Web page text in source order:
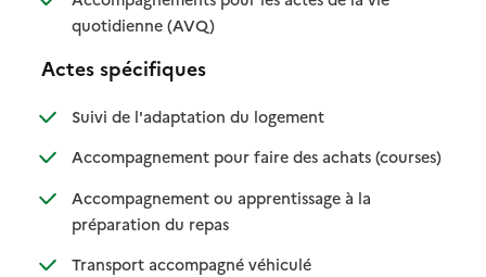
quotidienne (AVQ): disponible
: non disponible
Actes spécifiques
Suivi de l'adaptation du logement: disponible
: non disponible
Accompagnement pour faire des achats (courses)
:
: non
Accompagnement ou apprentissage à la
préparation du repas: disponible
: non disponible
Transport accompagné véhiculé: disponible
: non disponible